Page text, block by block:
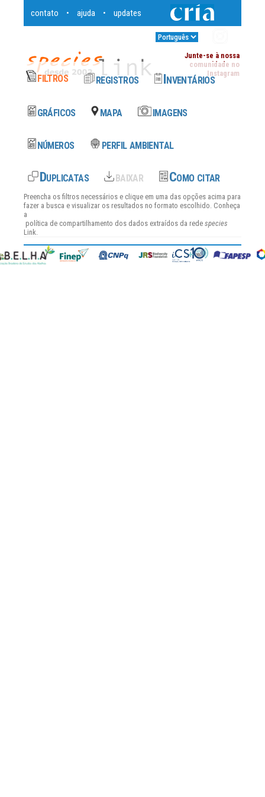
contato • ajuda • updates
Junte-se à nossa
comunidade no
Instagram
Preencha os filtros necessários e clique em uma das opções acima para
fazer a busca e visualizar os resultados no formato escolhido. Conheça
a
política de compartilhamento dos dados extraídos da rede species
Link.